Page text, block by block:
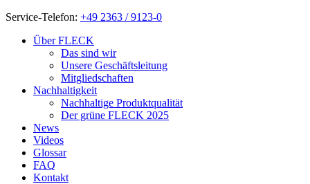
Service-Telefon: +49 2363 / 9123-0
Über FLECK
Das sind wir
Unsere Geschäftsleitung
Mitgliedschaften
Nachhaltigkeit
Nachhaltige Produktqualität
Der grüne FLECK 2025
News
Videos
Glossar
FAQ
Kontakt